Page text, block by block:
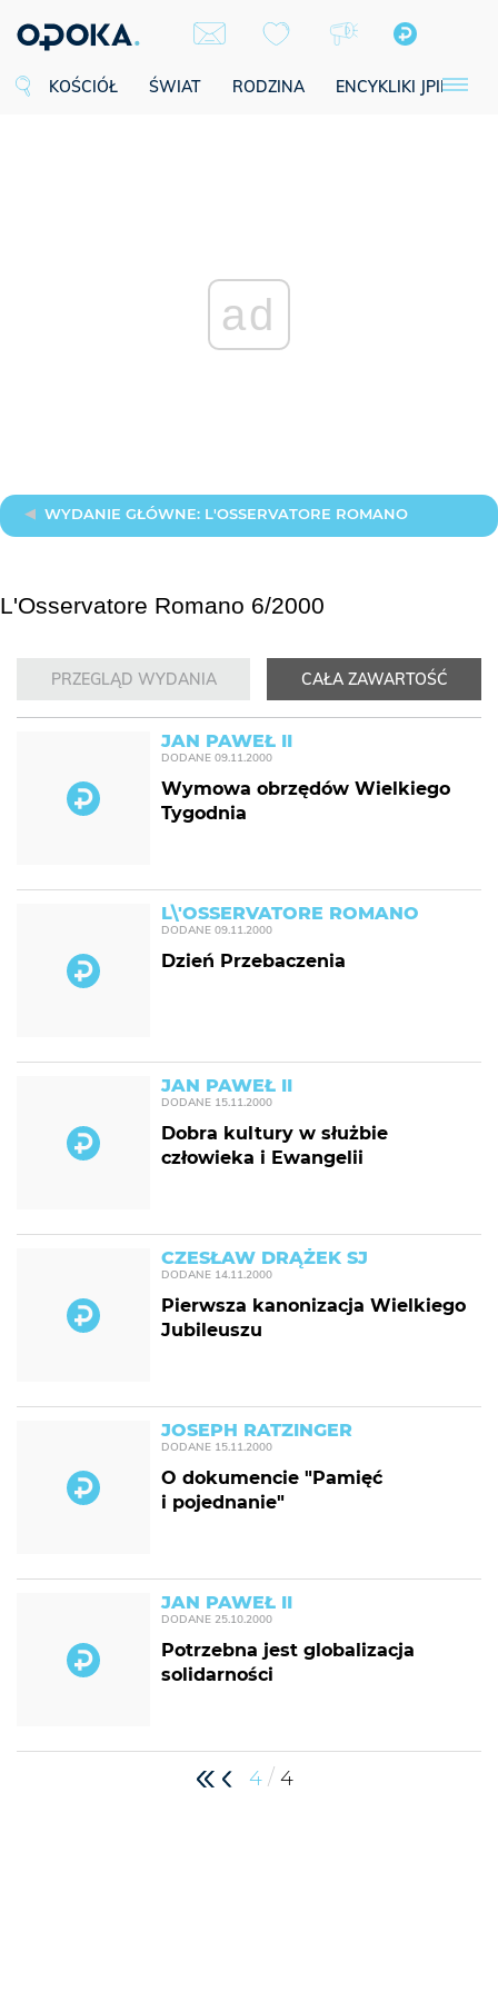
KOŚCIÓŁ ŚWIAT RODZINA ENCYKLIKI JPII
ad
WYDANIE GŁÓWNE: L'OSSERVATORE ROMANO
L'Osservatore Romano 6/2000
PRZEGLĄD WYDANIA CAŁA ZAWARTOŚĆ
JAN PAWEŁ II
DODANE 09.11.2000
Wymowa obrzędów Wielkiego
Tygodnia
L\'OSSERVATORE ROMANO
DODANE 09.11.2000
Dzień Przebaczenia
JAN PAWEŁ II
DODANE 15.11.2000
Dobra kultury w służbie
człowieka i Ewangelii
CZESŁAW DRĄŻEK SJ
DODANE 14.11.2000
Pierwsza kanonizacja Wielkiego
Jubileuszu
JOSEPH RATZINGER
DODANE 15.11.2000
O dokumencie "Pamięć
i pojednanie"
JAN PAWEŁ II
DODANE 25.10.2000
Potrzebna jest globalizacja
solidarności
4 / 4